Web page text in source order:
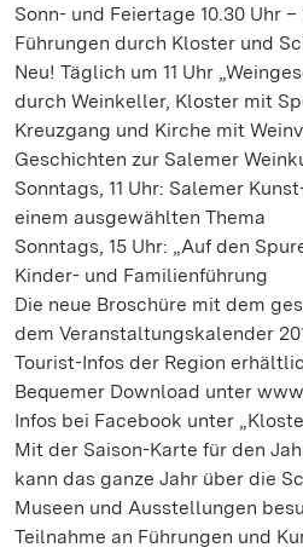
Sonn- und Feiertage 10.30 Uhr –
Führungen durch Kloster und
Neu! Täglich um 11 Uhr
durch Weinkeller, Kloster mit
Kreuzgang und Kirche mit
Geschichten zur Salemer
Sonntags, 11 Uhr: Salemer
einem ausgewählten Thema
Sonntags, 15 Uhr: „Auf den
Kinder- und Familienführung
Die neue Broschüre mit dem
dem Veranstaltungskalender
Tourist-Infos der Region
Bequemer Download unter
Infos bei Facebook unter
Mit der Saison-Karte für den
kann das ganze Jahr über die
Museen und Ausstellungen
Teilnahme an Führungen und